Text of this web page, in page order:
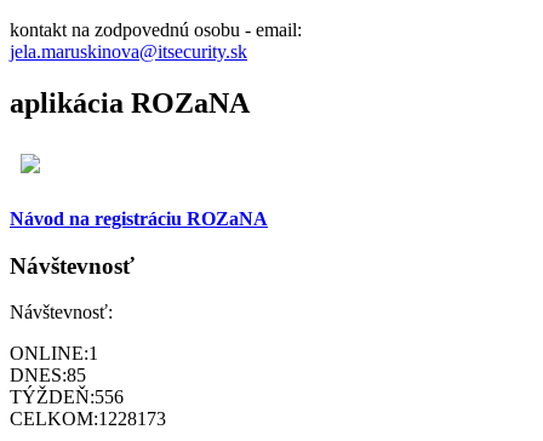
kontakt na zodpovednú osobu - email:
jela.maruskinova@itsecurity.sk
aplikácia ROZaNA
Návod na registráciu ROZaNA
Návštevnosť
Návštevnosť:
ONLINE:1
DNES:85
TÝŽDEŇ:556
CELKOM:1228173